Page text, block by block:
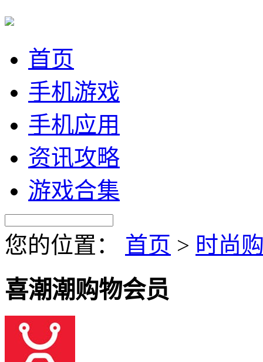
首页
手机游戏
手机应用
资讯攻略
游戏合集
您的位置： 首页 > 时尚
喜潮潮购物会员